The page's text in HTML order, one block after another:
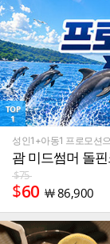
TOP
1
성인1+아동1 프로모션
괌 미드썸머 돌
$75
$60 ￦86,900